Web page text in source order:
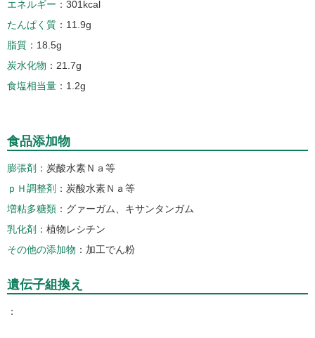
エネルギー
301kcal
たんぱく質
11.9g
脂質
18.5g
炭水化物
21.7g
食塩相当量
1.2g
食品添加物
膨張剤
炭酸水素Ｎａ等
ｐＨ調整剤
炭酸水素Ｎａ等
増粘多糖類
グァーガム、キサンタンガム
乳化剤
植物レシチン
その他の添加物
加工でん粉
遺伝子組換え